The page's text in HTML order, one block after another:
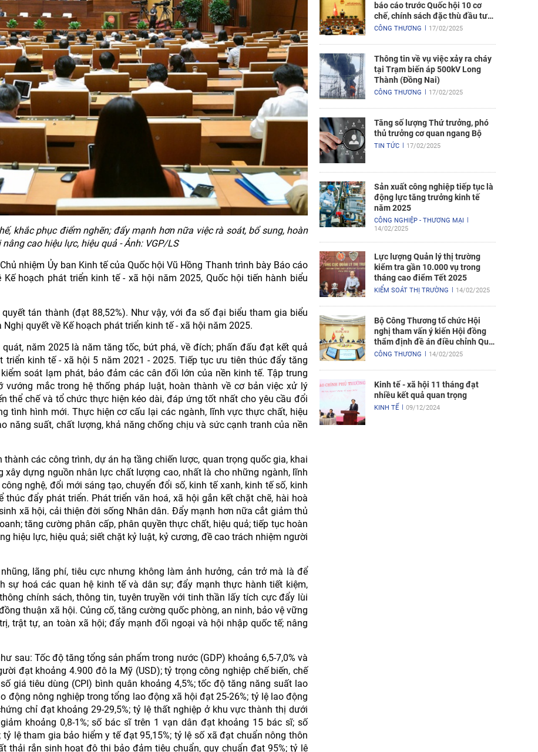
khắc phục điểm nghẽn; đẩy mạnh hơn nữa việc rà soát, bổ sung, hoàn
cao hiệu lực, hiệu quả - Ảnh: VGP/LS
nhiệm Ủy ban Kinh tế của Quốc hội Vũ Hồng Thanh trình bày Báo cáo
hoạch phát triển kinh tế - xã hội năm 2025, Quốc hội tiến hành biểu
tán thành (đạt 88,52%). Như vậy, với đa số đại biểu tham gia biểu
quyết về Kế hoạch phát triển kinh tế - xã hội năm 2025.
năm 2025 là năm tăng tốc, bứt phá, về đích; phấn đấu đạt kết quả
kinh tế - xã hội 5 năm 2021 - 2025. Tiếp tục ưu tiên thúc đẩy tăng
soát lạm phát, bảo đảm các cân đối lớn của nền kinh tế. Tập trung
mắc trong hệ thống pháp luật, hoàn thành về cơ bản việc xử lý
thể chế và tổ chức thực hiện kéo dài, đáp ứng tốt nhất cho yêu cầu đổi
tình hình mới. Thực hiện cơ cấu lại các ngành, lĩnh vực thực chất, hiệu
năng suất, chất lượng, khả năng chống chịu và sức cạnh tranh của nền
các công trình, dự án hạ tầng chiến lược, quan trọng quốc gia, khai
dựng nguồn nhân lực chất lượng cao, nhất là cho những ngành, lĩnh
nghệ, đổi mới sáng tạo, chuyển đổi số, kinh tế xanh, kinh tế số, kinh
đẩy phát triển. Phát triển văn hoá, xã hội gắn kết chặt chẽ, hài hoà
xã hội, cải thiện đời sống Nhân dân. Đẩy mạnh hơn nữa cắt giảm thủ
tăng cường phân cấp, phân quyền thực chất, hiệu quả; tiếp tục hoàn
hiệu lực, hiệu quả; siết chặt kỷ luật, kỷ cương, đề cao trách nhiệm người
lãng phí, tiêu cực nhưng không làm ảnh hưởng, cản trở mà là để
sự hoá các quan hệ kinh tế và dân sự; đẩy mạnh thực hành tiết kiệm,
chính sách, thông tin, tuyên truyền với tinh thần lấy tích cực đẩy lùi
thuận xã hội. Củng cố, tăng cường quốc phòng, an ninh, bảo vệ vững
trật tự, an toàn xã hội; đẩy mạnh đối ngoại và hội nhập quốc tế; nâng
sau: Tốc độ tăng tổng sản phẩm trong nước (GDP) khoảng 6,5-7,0% và
đạt khoảng 4.900 đô la Mỹ (USD); tỷ trọng công nghiệp chế biến, chế
giá tiêu dùng (CPI) bình quân khoảng 4,5%; tốc độ tăng năng suất lao
động nông nghiệp trong tổng lao động xã hội đạt 25-26%; tỷ lệ lao động
chỉ đạt khoảng 29-29,5%; tỷ lệ thất nghiệp ở khu vực thành thị dưới
khoảng 0,8-1%; số bác sĩ trên 1 vạn dân đạt khoảng 15 bác sĩ; số
lệ tham gia bảo hiểm y tế đạt 95,15%; tỷ lệ số xã đạt chuẩn nông thôn
thải rắn sinh hoạt đô thị bảo đảm tiêu chuẩn, quy chuẩn đạt 95%; tỷ lệ
báo cáo trước Quốc hội 10 cơ
chế, chính sách đặc thù đầu tư
xây dựng Dự án điện hạt nhân
CÔNG THƯƠNG 17/02/2025
Thông tin về vụ việc xảy ra cháy
tại Trạm biến áp 500kV Long
Thành (Đồng Nai)
CÔNG THƯƠNG 17/02/2025
Tăng số lượng Thứ trưởng, phó
thủ trưởng cơ quan ngang Bộ
TIN TỨC 17/02/2025
Sản xuất công nghiệp tiếp tục là
động lực tăng trưởng kinh tế
năm 2025
CÔNG NGHIỆP - THƯƠNG MẠI
14/02/2025
Lực lượng Quản lý thị trường
kiểm tra gần 10.000 vụ trong
tháng cao điểm Tết 2025
KIỂM SOÁT THỊ TRƯỜNG 14/02/2025
Bộ Công Thương tổ chức Hội
nghị tham vấn ý kiến Hội đồng
thẩm định đề án điều chỉnh Quy
hoạch điện VIII
CÔNG THƯƠNG 14/02/2025
Kinh tế - xã hội 11 tháng đạt
nhiều kết quả quan trọng
KINH TẾ 09/12/2024